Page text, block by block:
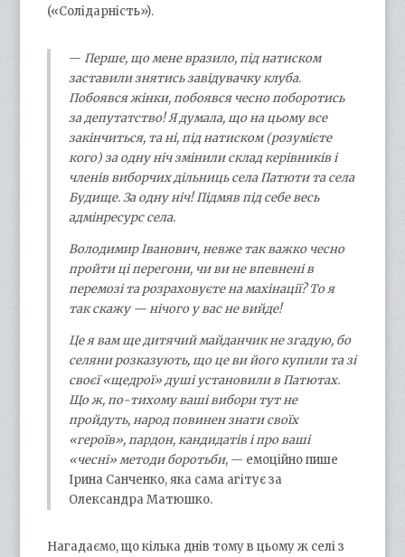
(«Солідарність»).
—Перше, що мене вразило, під натиском
заставили знятись завідувачку клуба.
Побоявся жінки, побоявся чесно поборотись
за депутатство! Я думала, що на цьому все
закінчиться, та ні, під натиском (розумієте
кого) за одну ніч змінили склад керівників і
членів виборчих дільниць села Патюти та села
Будище. За одну ніч! Підмяв під себе весь
адмінресурс села.
Володимир Іванович, невже так важко чесно
пройти ці перегони, чи ви не впевнені в
перемозі та розраховуєте на махінації? То я
так скажу — нічого у вас не вийде!
Це я вам ще дитячий майданчик не згадую, бо
селяни розказують, що це ви його купили та зі
своєї «щедрої» душі установили в Патютах.
Що ж, по-тихому ваші вибори тут не
пройдуть, народ повинен знати своїх
«героїв», пардон, кандидатів і про ваші
«чесні» методи боротьби, — емоційно пише
Ірина Санченко, яка сама агітує за
Олександра Матюшко.
Нагадаємо, що кілька днів тому в цьому ж селі з